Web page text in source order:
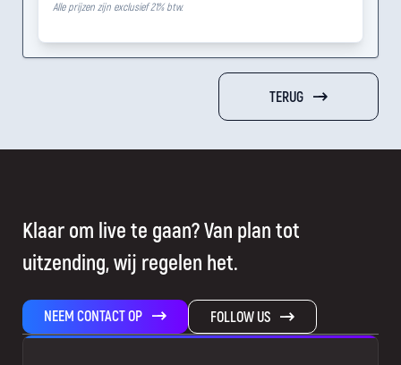
Alle prijzen zijn exclusief 21% btw.
TERUG
Klaar om live te gaan? Van plan tot
uitzending, wij regelen het.
NEEM CONTACT OP FOLLOW US